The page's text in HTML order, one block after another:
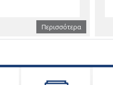
Περισσότερα